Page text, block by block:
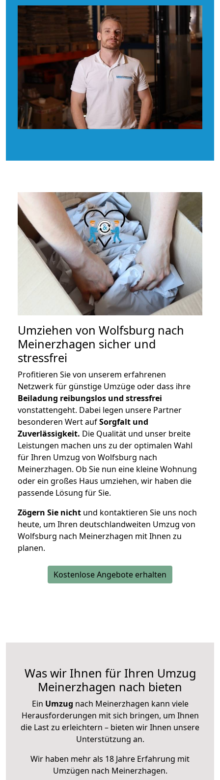
Umziehen von Wolfsburg nach
Meinerzhagen sicher und
stressfrei
Profitieren Sie von unserem erfahrenen
Netzwerk für günstige Umzüge oder dass ihre
Beiladung reibungslos und stressfrei
vonstattengeht. Dabei legen unsere Partner
besonderen Wert aufSorgfalt und
Zuverlässigkeit. Die Qualität und unser breite
Leistungen machen uns zu der optimalen Wahl
für Ihren Umzug von Wolfsburg nach
Meinerzhagen. Ob Sie nun eine kleine Wohnung
oder ein großes Haus umziehen, wir haben die
passende Lösung für Sie.
Zögern Sie nicht und kontaktieren Sie uns noch
heute, um Ihren deutschlandweiten Umzug von
Wolfsburg nach Meinerzhagen mit Ihnen zu
planen.
Kostenlose Angebote erhalten
Was wir Ihnen für Ihren Umzug
Meinerzhagen nach bieten
Ein Umzug nach Meinerzhagen kann viele
Herausforderungen mit sich bringen, um Ihnen
die Last zu erleichtern – bieten wir Ihnen unsere
Unterstützung an.
Wir haben mehr als 18 Jahre Erfahrung mit
Umzügen nach Meinerzhagen.